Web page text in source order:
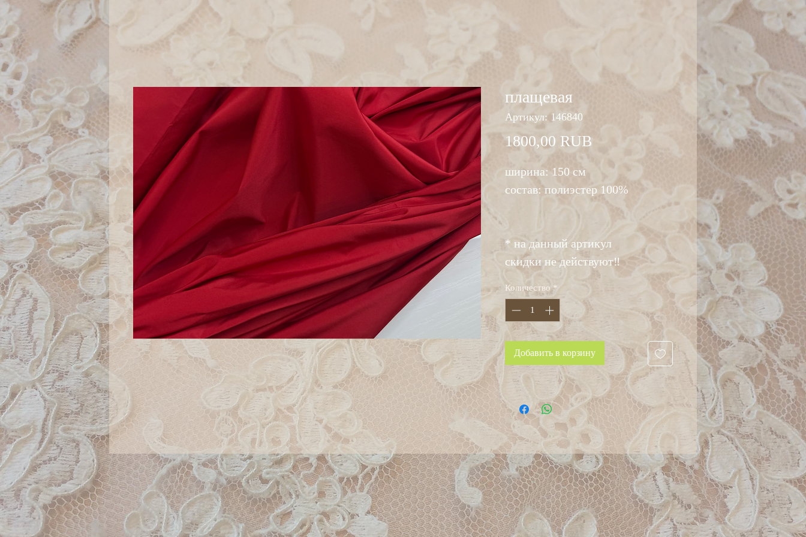
плащевая
Артикул: 146840
1800,00 RUB Цена
ширина: 150 см
состав: полиэстер 100%
* на данный артикул
скидки не действуют‼️
Количество *
Добавить в корзину